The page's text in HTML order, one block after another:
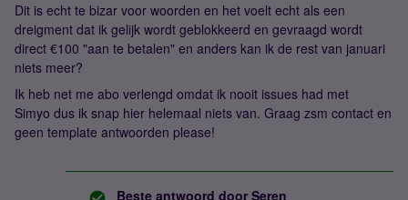
Dit is echt te bizar voor woorden en het voelt echt als een
dreigment dat ik gelijk wordt geblokkeerd en gevraagd wordt
direct €100 "aan te betalen" en anders kan ik de rest van januari
niets meer?
Ik heb net me abo verlengd omdat ik nooit issues had met
Simyo dus ik snap hier helemaal niets van. Graag zsm contact en
geen template antwoorden please!
Beste antwoord door Seren